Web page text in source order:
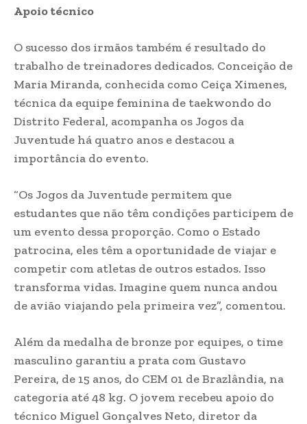
Apoio técnico
O sucesso dos irmãos também é resultado do
trabalho de treinadores dedicados. Conceição de
Maria Miranda, conhecida como Ceiça Ximenes,
técnica da equipe feminina de taekwondo do
Distrito Federal, acompanha os Jogos da
Juventude há quatro anos e destacou a
importância do evento.
“Os Jogos da Juventude permitem que
estudantes que não têm condições participem de
um evento dessa proporção. Como o Estado
patrocina, eles têm a oportunidade de viajar e
competir com atletas de outros estados. Isso
transforma vidas. Imagine quem nunca andou
de avião viajando pela primeira vez”, comentou.
Além da medalha de bronze por equipes, o time
masculino garantiu a prata com Gustavo
Pereira, de 15 anos, do CEM 01 de Brazlândia, na
categoria até 48 kg. O jovem recebeu apoio do
técnico Miguel Gonçalves Neto, diretor da